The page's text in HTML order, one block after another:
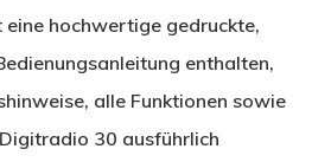
eine hochwertige gedruckte,
enthalten,
alle Funktionen sowie
30 ausführlich